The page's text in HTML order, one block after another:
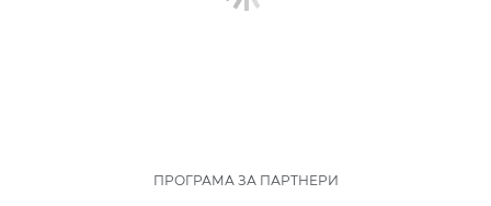
ПРОГРАМА ЗА ПАРТНЕРИ